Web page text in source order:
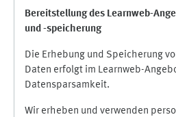
Bereitstellung des Learnweb-
und -speicherung
Die Erhebung und Speicherung
Daten erfolgt im Learnweb-
Datensparsamkeit.
Wir erheben und verwenden